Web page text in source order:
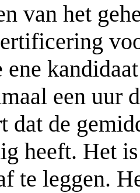
van het
een uur
dat de
heeft. Het
te leggen.